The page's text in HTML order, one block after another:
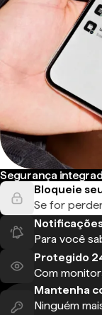
Segurança
Bloqueie
Se for
Para você
Protegido
Com
Mantenha
Ninguém